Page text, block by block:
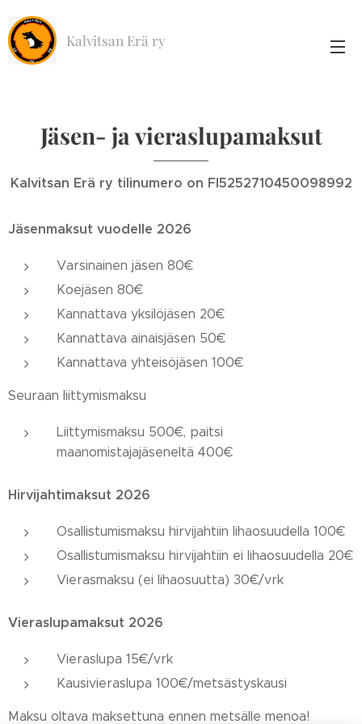
Kalvitsan Erä ry
Jäsen- ja vieraslupamaksut
Kalvitsan Erä ry tilinumero on FI5252710450098992
Jäsenmaksut vuodelle 2026
Varsinainen jäsen 80€
Koejäsen 80€
Kannattava yksilöjäsen 20€
Kannattava ainaisjäsen 50€
Kannattava yhteisöjäsen 100€
Seuraan liittymismaksu
Liittymismaksu 500€, paitsi
maanomistajajäseneltä 400€
Hirvijahtimaksut 2026
Osallistumismaksu hirvijahtiin lihaosuudella 100€
Osallistumismaksu hirvijahtiin ei lihaosuudella 20€
Vierasmaksu (ei lihaosuutta) 30€/vrk
Vieraslupamaksut 2026
Vieraslupa 15€/vrk
Kausivieraslupa 100€/metsästyskausi
Maksu oltava maksettuna ennen metsälle menoa!